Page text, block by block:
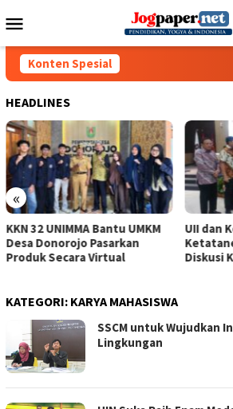
ke
Mobile
Konten Spesial
HEADLINES
«
UII dan Komisi Kajian
Ketatanegaraan MPR RI Gelar
Diskusi Konstitusi
UAD
KATEGORI: KARYA MAHASISWA
SSCM untuk Wujudkan
Lingkungan